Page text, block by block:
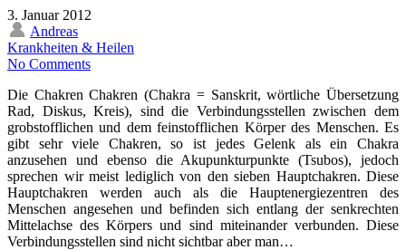
3. Januar 2012
Andreas
Krankheiten & Heilen
No Comments
Die Chakren Chakren (Chakra = Sanskrit, wörtliche Übersetzung
Rad, Diskus, Kreis), sind die Verbindungsstellen zwischen dem
grobstofflichen und dem feinstofflichen Körper des Menschen. Es
gibt sehr viele Chakren, so ist jedes Gelenk als ein Chakra
anzusehen und ebenso die Akupunkturpunkte (Tsubos), jedoch
sprechen wir meist lediglich von den sieben Hauptchakren. Diese
Hauptchakren werden auch als die Hauptenergiezentren des
Menschen angesehen und befinden sich entlang der senkrechten
Mittelachse des Körpers und sind miteinander verbunden. Diese
Verbindungsstellen sind nicht sichtbar aber man…